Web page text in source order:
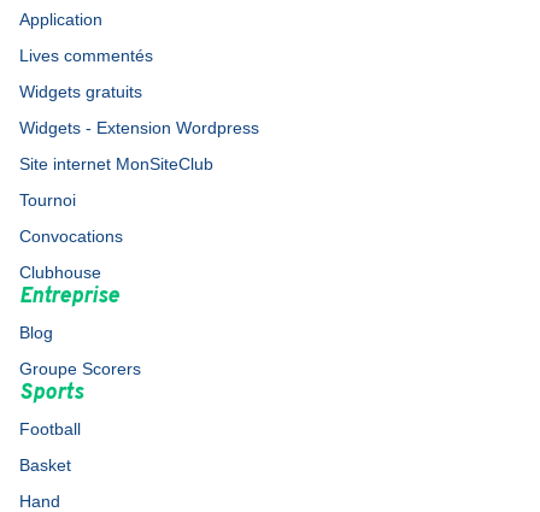
Application
Lives commentés
Widgets gratuits
Widgets - Extension Wordpress
Site internet MonSiteClub
Tournoi
Convocations
Clubhouse
Entreprise
Blog
Groupe Scorers
Sports
Football
Basket
Hand